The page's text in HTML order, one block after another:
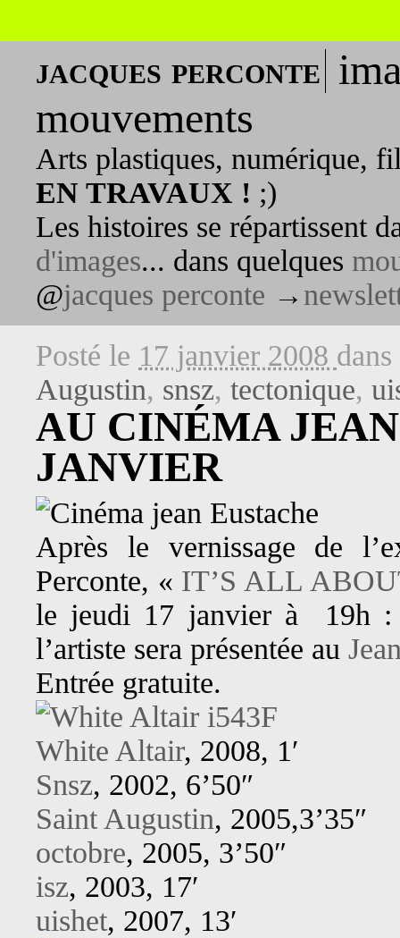
jacques perconte
mouvements
Arts plastiques, numérique,
EN TRAVAUX ! ;)
Les histoires se répartissent
d'images... dans quelques
@jacques perconte →
Posté le 17 janvier 2008 dans
Augustin, snsz, tectonique,
AU CINÉMA
JANVIER
Après le vernissage de
Perconte, « IT’S ALL
le jeudi 17 janvier à 19h :
l’artiste sera présentée au
Entrée gratuite.
White Altair, 2008, 1′
Snsz, 2002, 6’50″
Saint Augustin, 2005,3’35″
octobre, 2005, 3’50″
isz, 2003, 17′
uishet, 2007, 13′